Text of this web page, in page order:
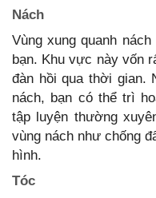
Nách
Vùng xung quanh
bạn. Khu vực này vốn
đàn hồi qua thời gian.
nách, bạn có thể trì
tập luyện thường
vùng nách như chống
hình.
Tóc